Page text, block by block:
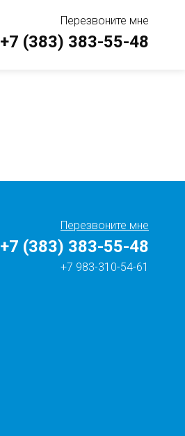
Перезвоните мне
+7 (383) 383-55-48
Перезвоните мне
+7 (383) 383-55-48
+7 983-310-54-61